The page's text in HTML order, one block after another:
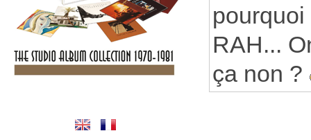
RAH...
ça non ?